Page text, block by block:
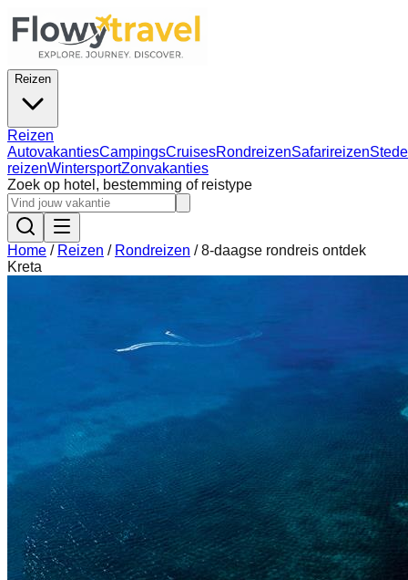
Reizen
Reizen
AutovakantiesCampingsCruisesRondreizenSafarireizen
reizenWintersportZonvakanties
Zoek op hotel, bestemming of reistype
Home / Reizen / Rondreizen /8-daagse rondreis ontdek
Kreta